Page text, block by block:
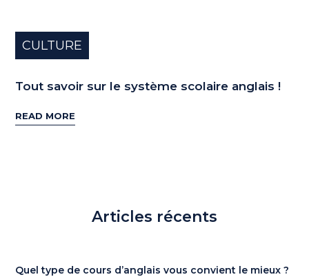
CULTURE
Tout savoir sur le système scolaire anglais !
READ MORE
Articles récents
Quel type de cours d’anglais vous convient le mieux ?